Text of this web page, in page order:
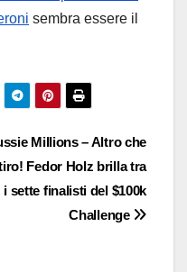
sembra essere il
Millions – Altro che
Fedor Holz brilla tra
i sette finalisti del $100k
Challenge